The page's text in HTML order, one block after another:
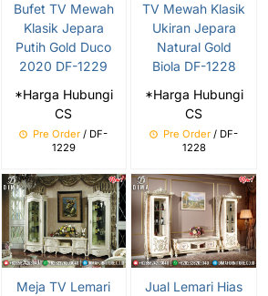
Bufet TV Mewah
Klasik Jepara
Putih Gold Duco
2020 DF-1229
*Harga Hubungi
CS
Pre Order / DF-
1229
TV Mewah Klasik
Ukiran Jepara
Natural Gold
Biola DF-1228
*Harga Hubungi
CS
Pre Order / DF-
1228
Meja TV Lemari
Jual Lemari Hias